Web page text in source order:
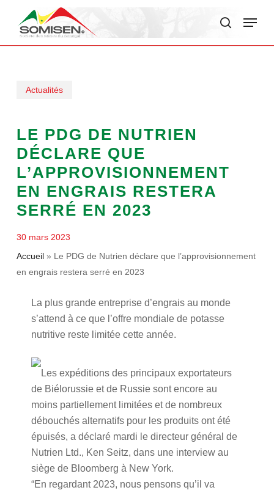
Menu
Actualités
LE PDG DE NUTRIEN
DÉCLARE QUE
L’APPROVISIONNEMENT
EN ENGRAIS RESTERA
SERRÉ EN 2023
30 mars 2023
Accueil» Le PDG de Nutrien déclare que l’approvisionnement
en engrais restera serré en 2023
La plus grande entreprise d’engrais au monde
s’attend à ce que l’offre mondiale de potasse
nutritive reste limitée cette année.
Les expéditions des principaux exportateurs
de Biélorussie et de Russie sont encore au
moins partiellement limitées et de nombreux
débouchés alternatifs pour les produits ont été
épuisés, a déclaré mardi le directeur général de
Nutrien Ltd., Ken Seitz, dans une interview au
siège de Bloomberg à New York.
“En regardant 2023, nous pensons qu’il va